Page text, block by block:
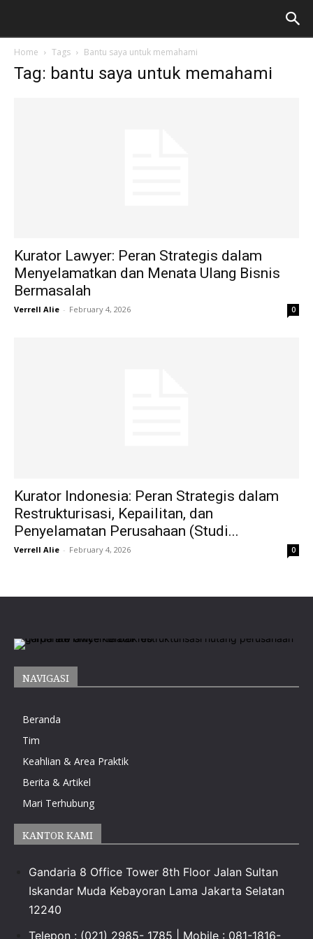
Home Tags Bantu saya untuk memahami
Tag: bantu saya untuk memahami
Kurator Lawyer: Peran Strategis dalam
Menyelamatkan dan Menata Ulang Bisnis
Bermasalah
Verrell Alie - February 4, 2026 0
Kurator Indonesia: Peran Strategis dalam
Restrukturisasi, Kepailitan, dan
Penyelamatan Perusahaan (Studi...
Verrell Alie - February 4, 2026 0
NAVIGASI
Beranda
Tim
Keahlian & Area Praktik
Berita & Artikel
Mari Terhubung
KANTOR KAMI
Gandaria 8 Office Tower 8th Floor Jalan Sultan
Iskandar Muda Kebayoran Lama Jakarta Selatan
12240
Telepon : (021) 2985- 1785 | Mobile : 081-1816-